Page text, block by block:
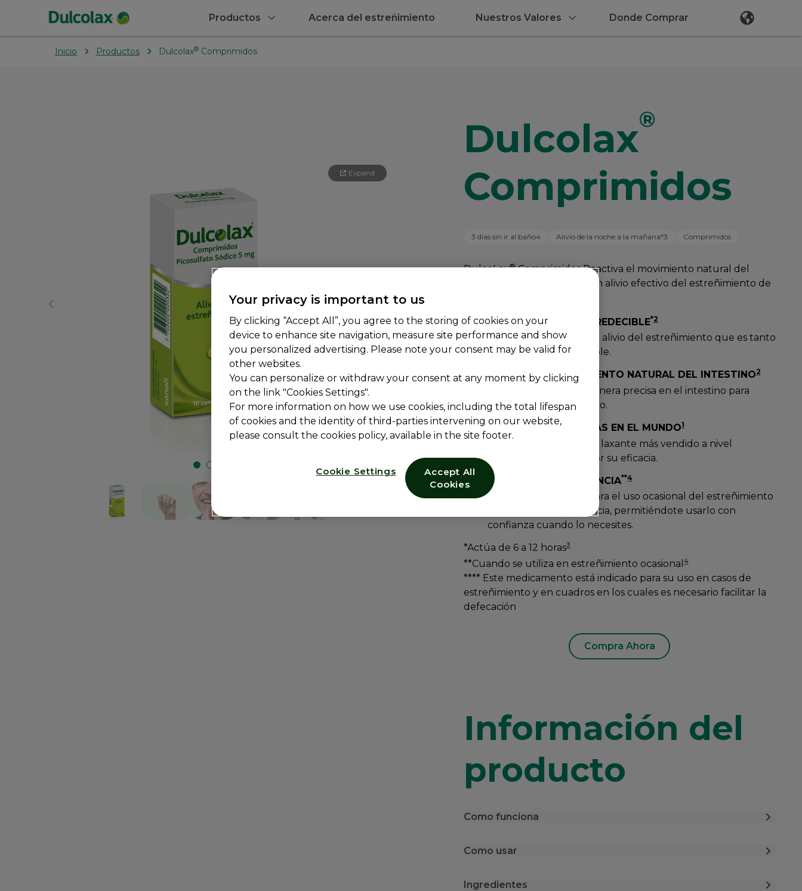
Productos Acerca del estreñimiento Nuestros Valores Donde Comprar
Inicio Productos Dulcolax® Comprimidos
Expand
Dulcolax®
Comprimidos
3 días sin ir al baño4 Alivio de la noche a la mañana*3 Comprimidos
DulcoLax®Comprimidos Reactiva el movimiento natural del
intestino, proporcionando un alivio efectivo del estreñimiento de
ALIVIO EFECTIVO Y PREDECIBLE*2
Dulcolax®garantiza un alivio del estreñimiento que es tanto
efectivo como predecible.
REACTIVA EL MOVIMIENTO NATURAL DEL INTESTINO2
actúa de manera precisa en el intestino para
estimular su movimiento.
LAXANTE #1 EN VENTAS EN EL MUNDO1
, el laxante más vendido a nivel
mundial, reconocido por su eficacia.
NO GENERA DEPENDENCIA**4
Dulcolax
es seguro para el uso ocasional del estreñimiento
y no genera dependencia, permitiéndote usarlo con
confianza cuando lo necesites.
*Actúa de 6 a 12 horas3
**Cuando se utiliza en estreñimiento ocasional4
**** Este medicamento está indicado para su uso en casos de
estreñimiento y en cuadros en los cuales es necesario facilitar la
defecación
Compra Ahora
Información del
producto
Como funciona
Como usar
Ingredientes
Your privacy is important to us
By clicking “Accept All”, you agree to the storing of cookies on your
device to enhance site navigation, measure site performance and show
you personalized advertising. Please note your consent may be valid for
other websites.
You can personalize or withdraw your consent at any moment by clicking
on the link "Cookies Settings".
For more information on how we use cookies, including the total lifespan
of cookies and the identity of third-parties intervening on our website,
please consult the cookies policy, available in the site footer.
Cookie Settings
Accept All
Cookies